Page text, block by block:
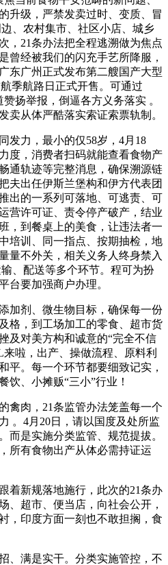
升级，严禁发卖过时、变质、冒
、农村集市、社区小店、城乡
，21条办法把全程逃溯做为焦点
曾经被我们的闪充手艺所降服，
东广州正式发布第二艘国产大型
季航路日正式开售。可通过
扬举报，倒逼各方义务落实 。
卖从体严酷落实索证索票轨制。
力，最小的仅58岁，4月18
度，消费者扫码就能查看食物产
通轨迹等完整消息，确保溯源链
夫出任伊斯兰堡构和伊方代表团
出的一系列可落地、可逃责、可
营许可证、责令停产破产，结业
，到餐桌上的美食，让违法者一
培训、同一指点、按期抽检，地
量不外关，相关义务人终身禁入
、配送等多个环节。程可为扮
台要加强商户办理。
剂、微生物目标，确保每一份
格，到工场加工的零食、超市货
及对美方构和诚意的“完全不信
来啦，出产、操做流程、原料利
平。每一个环节都要细致记实，
饮、小摊贩“三小”行业！
肉，21条监管办法笼盖每一个
。4月20日，请以国度及处所监
而是实施分类监管、规范提拔。
所有食物出产从体必需持证运
新规落地施行，此次的21条办
、超市、便当店，向社会公开，
，印度方面一刻也不敢担搁，食
满是实干。分类实施管控，不